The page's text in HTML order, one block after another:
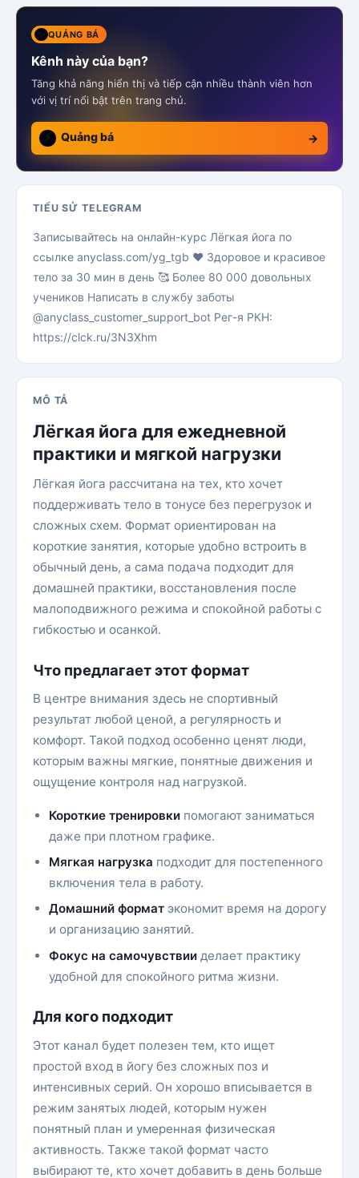
TIỂU SỬ TELEGRAM
Записывайтесь на онлайн-курс Лёгкая йога по
ссылке anyclass.com/yg_tgb ❤️ Здоровое и красивое
тело за 30 мин в день 🥰 Более 80 000 довольных
учеников Написать в службу заботы
@anyclass_customer_support_bot Рег-я РКН:
https://clck.ru/3N3Xhm
MÔ TẢ
Лёгкая йога для ежедневной
практики и мягкой нагрузки
Лёгкая йога рассчитана на тех, кто хочет
поддерживать тело в тонусе без перегрузок и
сложных схем. Формат ориентирован на
короткие занятия, которые удобно встроить в
обычный день, а сама подача подходит для
домашней практики, восстановления после
малоподвижного режима и спокойной работы с
гибкостью и осанкой.
Что предлагает этот формат
В центре внимания здесь не спортивный
результат любой ценой, а регулярность и
комфорт. Такой подход особенно ценят люди,
которым важны мягкие, понятные движения и
ощущение контроля над нагрузкой.
Короткие тренировки помогают заниматься
даже при плотном графике.
Мягкая нагрузка подходит для постепенного
включения тела в работу.
Домашний формат экономит время на дорогу
и организацию занятий.
Фокус на самочувствии делает практику
удобной для спокойного ритма жизни.
Для кого подходит
Этот канал будет полезен тем, кто ищет
простой вход в йогу без сложных поз и
интенсивных серий. Он хорошо вписывается в
режим занятых людей, которым нужен
понятный план и умеренная физическая
активность. Также такой формат часто
выбирают те, кто хочет добавить в день больше
QUẢNG BÁ
Kênh này của bạn?
Tăng khả năng hiển thị và tiếp cận nhiều thành viên hơn
với vị trí nổi bật trên trang chủ.
⚡ Quảng bá →